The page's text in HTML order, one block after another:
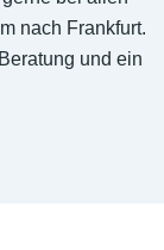
nach Frankfurt.
und ein